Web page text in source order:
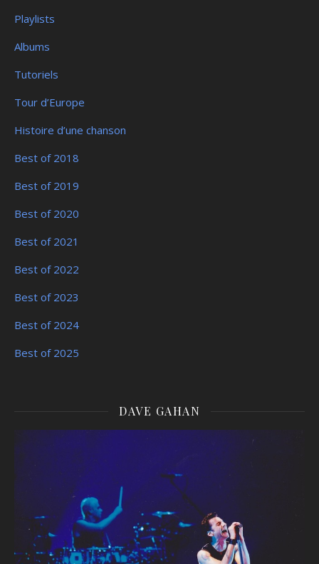
Playlists
Albums
Tutoriels
Tour d’Europe
Histoire d’une chanson
Best of 2018
Best of 2019
Best of 2020
Best of 2021
Best of 2022
Best of 2023
Best of 2024
Best of 2025
DAVE GAHAN